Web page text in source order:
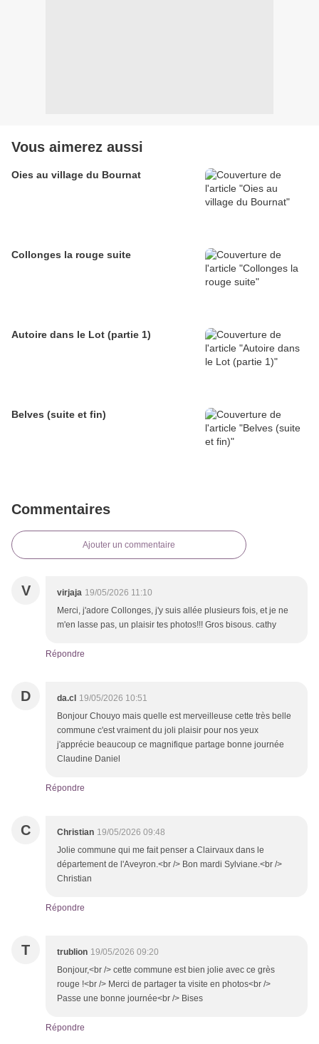
Vous aimerez aussi
Oies au village du Bournat
Collonges la rouge suite
Autoire dans le Lot (partie 1)
Belves (suite et fin)
Commentaires
Ajouter un commentaire
V virjaja 19/05/2026 11:10
Merci, j'adore Collonges, j'y suis allée plusieurs fois, et je ne
m'en lasse pas, un plaisir tes photos!!! Gros bisous. cathy
Répondre
D da.cl 19/05/2026 10:51
Bonjour Chouyo mais quelle est merveilleuse cette très belle
commune c'est vraiment du joli plaisir pour nos yeux
j'apprécie beaucoup ce magnifique partage bonne journée
Claudine Daniel
Répondre
C Christian 19/05/2026 09:48
Jolie commune qui me fait penser a Clairvaux dans le
département de l'Aveyron.<br /> Bon mardi Sylviane.<br />
Christian
Répondre
T trublion 19/05/2026 09:20
Bonjour,<br /> cette commune est bien jolie avec ce grès
rouge !<br /> Merci de partager ta visite en photos<br />
Passe une bonne journée<br /> Bises
Répondre